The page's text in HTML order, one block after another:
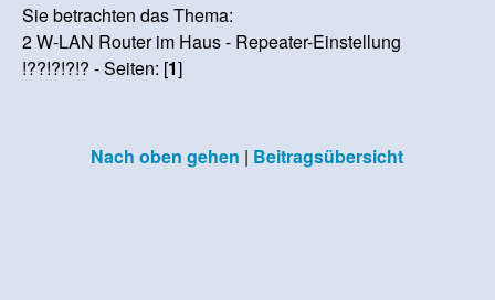
Sie betrachten das Thema:
2 W-LAN Router im Haus - Repeater-Einstellung
!??!?!?!? - Seiten: [1]
Nach oben gehen | Beitragsübersicht